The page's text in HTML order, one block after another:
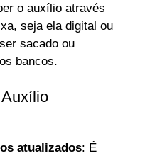
o auxílio através
seja ela digital ou
sacado ou
bancos.
atualizados: É